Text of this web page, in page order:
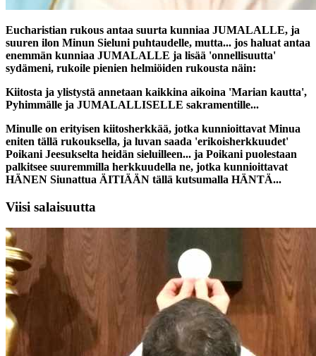
Eucharistian rukous antaa suurta kunniaa JUMALALLE, ja
suuren ilon Minun Sieluni puhtaudelle, mutta... jos haluat antaa
enemmän kunniaa JUMALALLE ja lisää 'onnellisuutta'
sydämeni, rukoile pienien helmiöiden rukousta näin:
Kiitosta ja ylistystä annetaan kaikkina aikoina 'Marian kautta',
Pyhimmälle ja JUMALALLISELLE sakramentille...
Minulle on erityisen kiitosherkkää, jotka kunnioittavat Minua
eniten tällä rukouksella, ja luvan saada 'erikoisherkkuudet'
Poikani Jeesukselta heidän sieluilleen... ja Poikani puolestaan
palkitsee suuremmilla herkkuudella ne, jotka kunnioittavat
HÄNEN Siunattua ÄITIÄÄN tällä kutsumalla HÄNTÄ...
Viisi salaisuutta